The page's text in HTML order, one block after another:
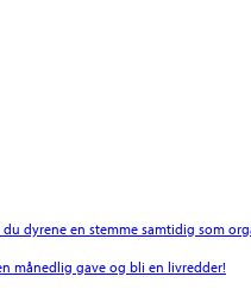
du dyrene en stemme samtidig som
månedlig gave og bli en livredder!